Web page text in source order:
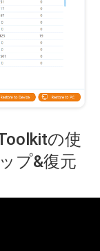
の使
プ&復元